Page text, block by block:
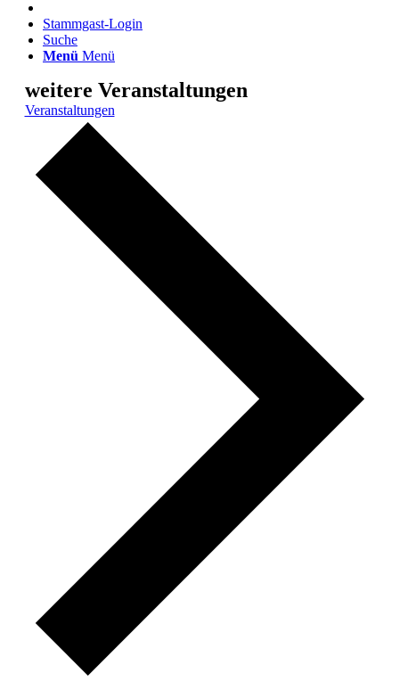
Stammgast-Login
Suche
Menü Menü
weitere Veranstaltungen
Veranstaltungen